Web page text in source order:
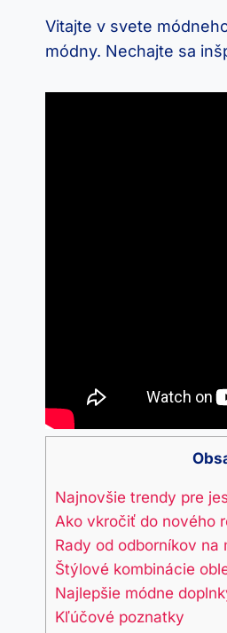
Vitajte v svete
módny. Nechajte sa
Najnovšie trendy pre
Ako vkročiť do nového
Rady od odborníkov na
Štýlové kombinácie
Najlepšie módne
Kľúčové poznatky